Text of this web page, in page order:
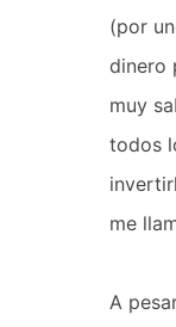
(por
dinero
muy
todos
me
A